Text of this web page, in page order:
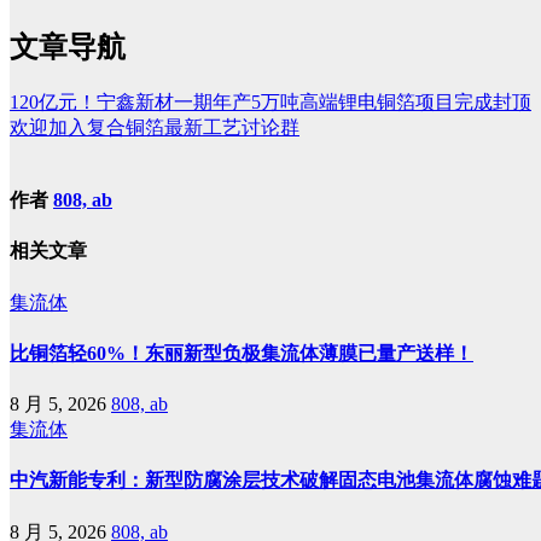
文章导航
120亿元！宁鑫新材一期年产5万吨高端锂电铜箔项目完成封顶
欢迎加入复合铜箔最新工艺讨论群
作者 808, ab
相关文章
集流体
比铜箔轻60%！东丽新型负极集流体薄膜已量产送样！
8 月 5, 2026 808, ab
集流体
中汽新能专利：新型防腐涂层技术破解固态电池集流体腐蚀难
8 月 5, 2026 808, ab